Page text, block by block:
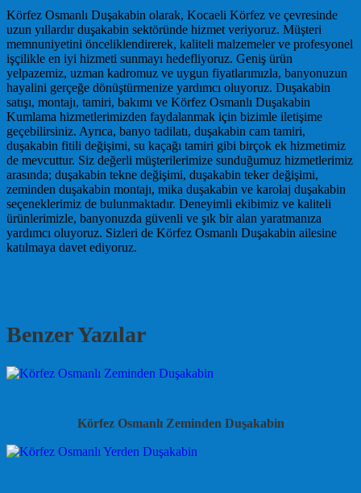
Körfez Osmanlı Duşakabin olarak, Kocaeli Körfez ve çevresinde
uzun yıllardır duşakabin sektöründe hizmet veriyoruz. Müşteri
memnuniyetini önceliklendirerek, kaliteli malzemeler ve profesyonel
işçilikle en iyi hizmeti sunmayı hedefliyoruz. Geniş ürün
yelpazemiz, uzman kadromuz ve uygun fiyatlarımızla, banyonuzun
hayalini gerçeğe dönüştürmenize yardımcı oluyoruz. Duşakabin
satışı, montajı, tamiri, bakımı ve Körfez Osmanlı Duşakabin
Kumlama hizmetlerimizden faydalanmak için bizimle iletişime
geçebilirsiniz. Ayrıca, banyo tadilatı, duşakabin cam tamiri,
duşakabin fitili değişimi, su kaçağı tamiri gibi birçok ek hizmetimiz
de mevcuttur. Siz değerli müşterilerimize sunduğumuz hizmetlerimiz
arasında; duşakabin tekne değişimi, duşakabin teker değişimi,
zeminden duşakabin montajı, mika duşakabin ve karolaj duşakabin
seçeneklerimiz de bulunmaktadır. Deneyimli ekibimiz ve kaliteli
ürünlerimizle, banyonuzda güvenli ve şık bir alan yaratmanıza
yardımcı oluyoruz. Sizleri de Körfez Osmanlı Duşakabin ailesine
katılmaya davet ediyoruz.
Benzer Yazılar
Körfez Osmanlı Zeminden Duşakabin